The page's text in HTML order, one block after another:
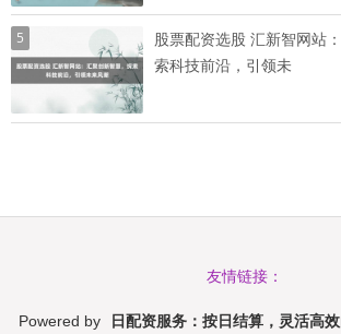
5
股票配资选股 汇新智网站
索科技前沿，引领未
友情链接：
Powered by 日配资服务：按日结算，灵活高